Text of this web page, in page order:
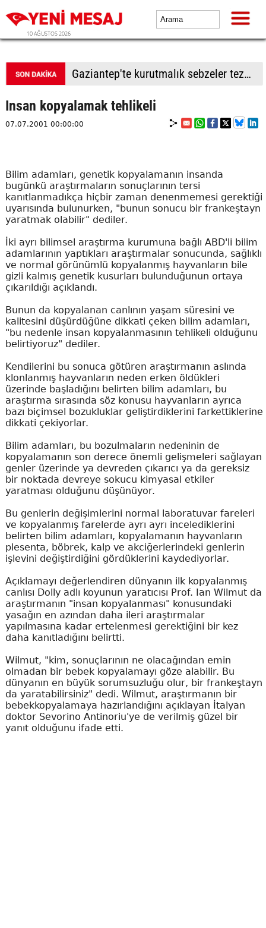
10 AĞUSTOS 2026
Gaziantep'te kurutmalık sebzeler tezgahlarda yerini aldı
Insan kopyalamak tehlikeli
07.07.2001 00:00:00
Bilim adamları, genetik kopyalamanın insanda
bugünkü araştırmaların sonuçlarının tersi
kanıtlanmadıkça hiçbir zaman denenmemesi gerektiği
uyarısında bulunurken, "bunun sonucu bir frankeştayn
yaratmak olabilir" dediler.
İki ayrı bilimsel araştırma kurumuna bağlı ABD'li bilim
adamlarının yaptıkları araştırmalar sonucunda, sağlıklı
ve normal görünümlü kopyalanmış hayvanların bile
gizli kalmış genetik kusurları bulunduğunun ortaya
çıkarıldığı açıklandı.
Bunun da kopyalanan canlının yaşam süresini ve
kalitesini düşürdüğüne dikkati çeken bilim adamları,
"bu nedenle insan kopyalanmasının tehlikeli olduğunu
belirtiyoruz" dediler.
Kendilerini bu sonuca götüren araştırmanın aslında
klonlanmış hayvanların neden erken öldükleri
üzerinde başladığını belirten bilim adamları, bu
araştırma sırasında söz konusu hayvanların ayrıca
bazı biçimsel bozukluklar geliştirdiklerini farkettiklerine
dikkati çekiyorlar.
Bilim adamları, bu bozulmaların nedeninin de
kopyalamanın son derece önemli gelişmeleri sağlayan
genler üzerinde ya devreden çıkarıcı ya da gereksiz
bir noktada devreye sokucu kimyasal etkiler
yaratması olduğunu düşünüyor.
Bu genlerin değişimlerini normal laboratuvar fareleri
ve kopyalanmış farelerde ayrı ayrı incelediklerini
belirten bilim adamları, kopyalamanın hayvanların
plesenta, böbrek, kalp ve akciğerlerindeki genlerin
işlevini değiştirdiğini gördüklerini kaydediyorlar.
Açıklamayı değerlendiren dünyanın ilk kopyalanmış
canlısı Dolly adlı koyunun yaratıcısı Prof. Ian Wilmut da
araştırmanın "insan kopyalanması" konusundaki
yasağın en azından daha ileri araştırmalar
yapılmasına kadar ertelenmesi gerektiğini bir kez
daha kanıtladığını belirtti.
Wilmut, "kim, sonuçlarının ne olacağından emin
olmadan bir bebek kopyalamayı göze alabilir. Bu
dünyanın en büyük sorumsuzluğu olur, bir frankeştayn
da yaratabilirsiniz" dedi. Wilmut, araştırmanın bir
bebekkopyalamaya hazırlandığını açıklayan İtalyan
doktor Sevorino Antinoriu'ye de verilmiş güzel bir
yanıt olduğunu ifade etti.